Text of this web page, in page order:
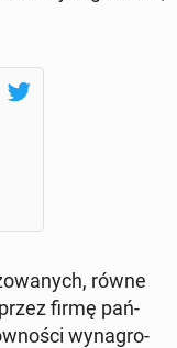
równe
firmę pań­
wy­na­gro­